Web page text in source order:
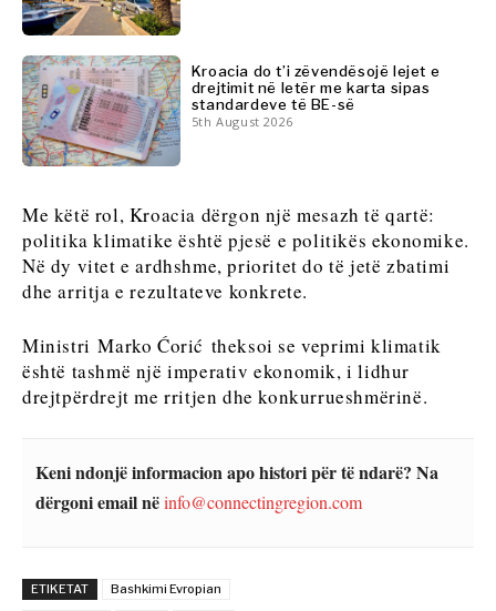
Insights
Intervistë
Opinion
Bota
Analizë
Discover
Lajme
Kulturë
Sporti
Insights
Intervistë
Opinion
Analizë
Discover
Lajme
Ngjarjet
Kulturë
2030
Kroacia do t’i zëvendësojë lejet e
drejtimit në letër me karta sipas
standardeve të BE-së
5th August 2026
Me këtë rol, Kroacia dërgon një mesazh të qartë:
politika klimatike është pjesë e politikës ekonomike.
Në dy vitet e ardhshme, prioritet do të jetë zbatimi
dhe arritja e rezultateve konkrete.
Ministri Marko Ćorić theksoi se veprimi klimatik
është tashmë një imperativ ekonomik, i lidhur
drejtpërdrejt me rritjen dhe konkurrueshmërinë.
Keni ndonjë informacion apo histori për të ndarë? Na
dërgoni email nëinfo@connectingregion.com
ETIKETAT
Bashkimi Evropian